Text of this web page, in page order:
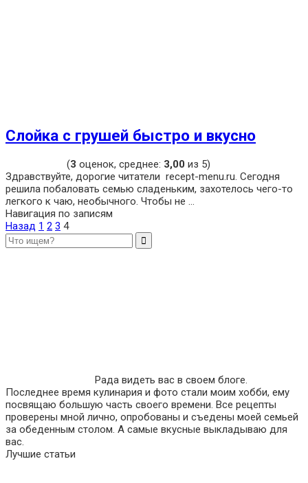
Слойка с грушей быстро и вкусно
(3 оценок, среднее: 3,00 из 5)
Здравствуйте, дорогие читатели recept-menu.ru. Сегодня
решила побаловать семью сладеньким, захотелось чего-то
легкого к чаю, необычного. Чтобы не ...
Навигация по записям
Назад 1 2 3 4
Рада видеть вас в своем блоге.
Последнее время кулинария и фото стали моим хобби, ему
посвящаю большую часть своего времени. Все рецепты
проверены мной лично, опробованы и съедены моей семьей
за обеденным столом. А самые вкусные выкладываю для
вас.
Лучшие статьи